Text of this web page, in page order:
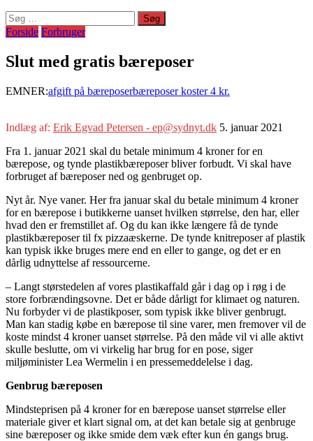
Søg
efter:
Forside Forbruger
Slut med gratis bæreposer
EMNER:afgift på bæreposerbæreposer koster 4 kr.
Indlæg af: Erik Egvad Petersen - ep@sydnyt.dk 5. januar 2021
Fra 1. januar 2021 skal du betale minimum 4 kroner for en
bærepose, og tynde plastikbæreposer bliver forbudt. Vi skal have
forbruget af bæreposer ned og genbruget op.
Nyt år. Nye vaner. Her fra januar skal du betale minimum 4 kroner
for en bærepose i butikkerne uanset hvilken størrelse, den har, eller
hvad den er fremstillet af. Og du kan ikke længere få de tynde
plastikbæreposer til fx pizzaæskerne. De tynde knitreposer af plastik
kan typisk ikke bruges mere end en eller to gange, og det er en
dårlig udnyttelse af ressourcerne.
– Langt størstedelen af vores plastikaffald går i dag op i røg i de
store forbrændingsovne. Det er både dårligt for klimaet og naturen.
Nu forbyder vi de plastikposer, som typisk ikke bliver genbrugt.
Man kan stadig købe en bærepose til sine varer, men fremover vil de
koste mindst 4 kroner uanset størrelse. På den måde vil vi alle aktivt
skulle beslutte, om vi virkelig har brug for en pose, siger
miljøminister Lea Wermelin i en pressemeddelelse i dag.
Genbrug bæreposen
Mindsteprisen på 4 kroner for en bærepose uanset størrelse eller
materiale giver et klart signal om, at det kan betale sig at genbruge
sine bæreposer og ikke smide dem væk efter kun én gangs brug.